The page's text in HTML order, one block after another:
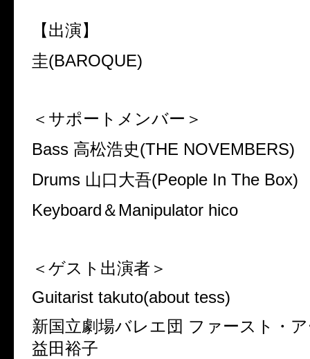
【出演】
圭(BAROQUE)
＜サポートメンバー＞
Bass 高松浩史(THE NOVEMBERS)
Drums 山口大吾(People In The Box)
Keyboard ＆ Manipulator hico
＜ゲスト出演者＞
Guitarist takuto(about tess)
新国立劇場バレエ団 ファースト・
益田裕子